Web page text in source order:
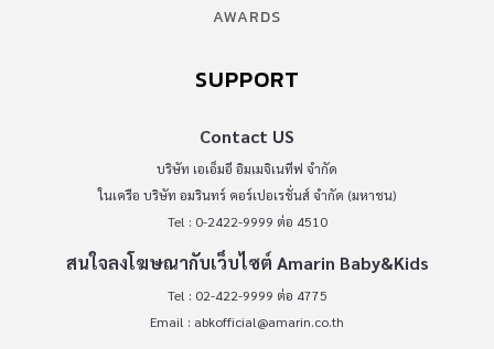
AWARDS
SUPPORT
Contact US
บริษัท เอเอ็มอี อิมเมจิเนทีฟ จำกัด
ในเครือ บริษัท อมรินทร์ คอร์เปอเรชั่นส์ จำกัด (มหาชน)
Tel : 0-2422-9999 ต่อ 4510
สนใจลงโฆษณากับเว็บไซต์ Amarin Baby&Kids
Tel : 02-422-9999 ต่อ 4775
Email : abkofficial@amarin.co.th